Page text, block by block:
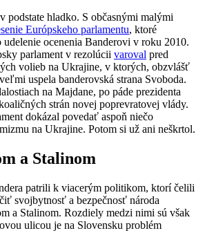
podstate hladko. S občasnými malými
Európskeho parlamentu, ktoré
ocenenia Banderovi v roku 2010.
parlament v rezolúcii varoval pred
volieb na Ukrajine, v ktorých, obzvlášť
uspela banderovská strana Svoboda.
na Majdane, po páde prezidenta
strán novej poprevratovej vlády.
dokázal povedať aspoň niečo
na Ukrajine. Potom si už ani neškrtol.
a Stalinom
patrili k viacerým politikom, ktorí čelili
svojbytnosť a bezpečnosť národa
a Stalinom. Rozdiely medzi nimi sú však
ulicou je na Slovensku problém